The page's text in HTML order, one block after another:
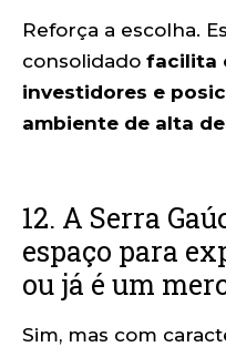
Reforça a escolha.
consolidado facilita
investidores e
ambiente de alta
12. A Serra
espaço para
ou já é um
Sim, mas com